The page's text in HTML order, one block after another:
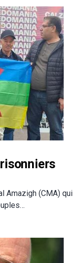
Amazigh (CMA) qui